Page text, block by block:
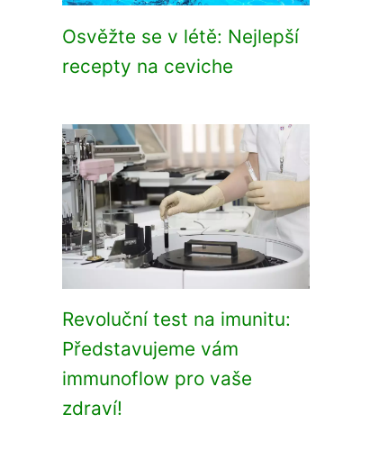
Osvěžte se v létě: Nejlepší
recepty na ceviche
Revoluční test na imunitu:
Představujeme vám
immunoflow pro vaše
zdraví!